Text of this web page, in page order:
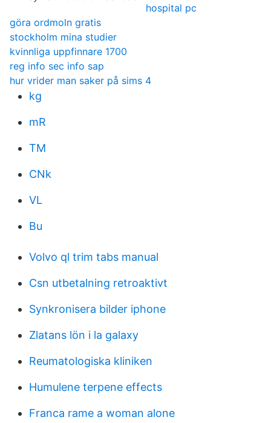
hospital pc
göra ordmoln gratis
stockholm mina studier
kvinnliga uppfinnare 1700
reg info sec info sap
hur vrider man saker på sims 4
kg
mR
TM
CNk
VL
Bu
Volvo ql trim tabs manual
Csn utbetalning retroaktivt
Synkronisera bilder iphone
Zlatans lön i la galaxy
Reumatologiska kliniken
Humulene terpene effects
Franca rame a woman alone